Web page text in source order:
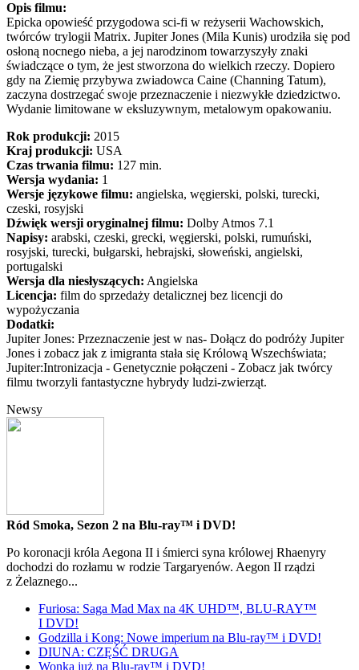
Opis filmu:
Epicka opowieść przygodowa sci-fi w reżyserii Wachowskich,
twórców trylogii Matrix. Jupiter Jones (Mila Kunis) urodziła się pod
osłoną nocnego nieba, a jej narodzinom towarzyszyły znaki
świadczące o tym, że jest stworzona do wielkich rzeczy. Dopiero
gdy na Ziemię przybywa zwiadowca Caine (Channing Tatum),
zaczyna dostrzegać swoje przeznaczenie i niezwykłe dziedzictwo.
Wydanie limitowane w eksluzywnym, metalowym opakowaniu.
Rok produkcji: 2015
Kraj produkcji: USA
Czas trwania filmu: 127 min.
Wersja wydania: 1
Wersje językowe filmu: angielska, węgierski, polski, turecki,
czeski, rosyjski
Dźwięk wersji oryginalnej filmu: Dolby Atmos 7.1
Napisy: arabski, czeski, grecki, węgierski, polski, rumuński,
rosyjski, turecki, bułgarski, hebrajski, słoweński, angielski,
portugalski
Wersja dla niesłyszących: Angielska
Licencja: film do sprzedaży detalicznej bez licencji do
wypożyczania
Dodatki:
Jupiter Jones: Przeznaczenie jest w nas- Dołącz do podróży Jupiter
Jones i zobacz jak z imigranta stała się Królową Wszechświata;
Jupiter:Intronizacja - Genetycznie połączeni - Zobacz jak twórcy
filmu tworzyli fantastyczne hybrydy ludzi-zwierząt.
Newsy
Ród Smoka, Sezon 2 na Blu-ray™ i DVD!
Po koronacji króla Aegona II i śmierci syna królowej Rhaenyry
dochodzi do rozłamu w rodzie Targaryenów. Aegon II rządzi
z Żelaznego...
Furiosa: Saga Mad Max na 4K UHD™, BLU-RAY™
I DVD!
Godzilla i Kong: Nowe imperium na Blu-ray™ i DVD!
DIUNA: CZĘŚĆ DRUGA
Wonka już na Blu-ray™ i DVD!